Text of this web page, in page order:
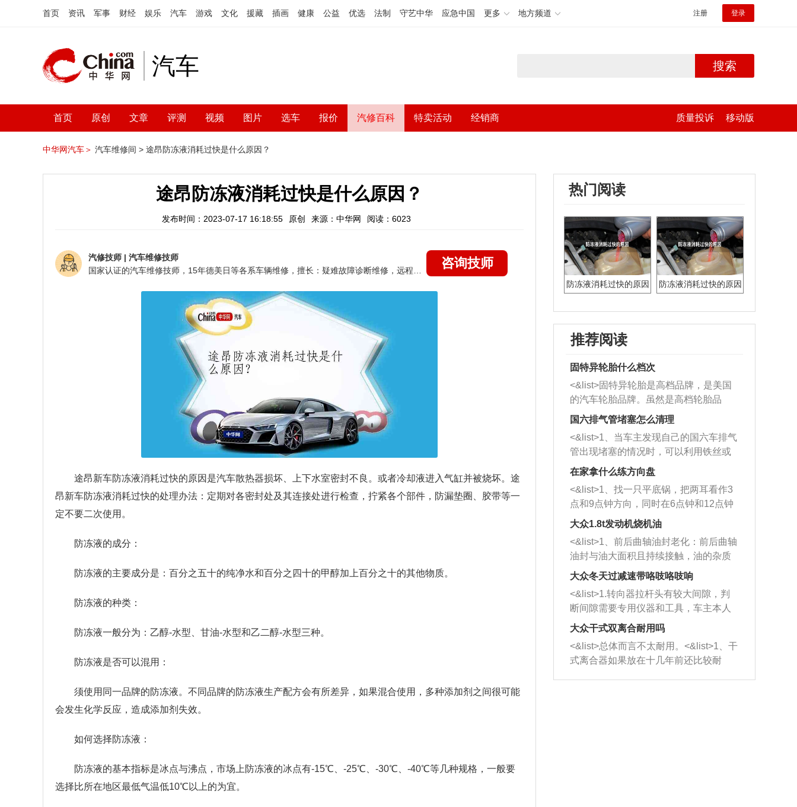
首页 资讯 军事 财经 娱乐 汽车 游戏 文化 援藏 插画 健康 公益 优选 法制 守艺中华 应急中国 更多 地方频道 注册 登录
汽车 搜索
首页 原创 文章 评测 视频 图片 选车 报价 汽修百科 特卖活动 经销商 质量投诉 移动版
中华网汽车＞ 汽车维修间 > 途昂防冻液消耗过快是什么原因？
途昂防冻液消耗过快是什么原因？
发布时间：2023-07-17 16:18:55 原创 来源：中华网 阅读：6023
汽修技师 | 汽车维修技师
咨询技师
途昂新车防冻液消耗过快的原因是汽车散热器损坏、上下水室密封不良。或者冷却液进入气缸并被烧坏。途
昂新车防冻液消耗过快的处理办法：定期对各密封处及其连接处进行检查，拧紧各个部件，防漏垫圈、胶带等一
定不要二次使用。
防冻液的成分：
防冻液的主要成分是：百分之五十的纯净水和百分之四十的甲醇加上百分之十的其他物质。
防冻液的种类：
防冻液一般分为：乙醇-水型、甘油-水型和乙二醇-水型三种。
防冻液是否可以混用：
须使用同一品牌的防冻液。不同品牌的防冻液生产配方会有所差异，如果混合使用，多种添加剂之间很可能
会发生化学反应，造成添加剂失效。
如何选择防冻液：
防冻液的基本指标是冰点与沸点，市场上防冻液的冰点有-15℃、-25℃、-30℃、-40℃等几种规格，一般要
选择比所在地区最低气温低10℃以上的为宜。
热门阅读
防冻液消耗过快的原因 防冻液消耗过快的原因
推荐阅读
固特异轮胎什么档次
<&list>固特异轮胎是高档品牌，是美国
的汽车轮胎品牌。虽然是高档轮胎品
牌，但是中高低端的轮胎都有生产，这
也是为了更好的开拓市场。
国六排气管堵塞怎么清理
<&list>1、当车主发现自己的国六车排气
管出现堵塞的情况时，可以利用铁丝或
者是细棍，直接将杂物给取出来，如果
堵塞情况比较严重，也可以采取应急措
施。 <&list>2、直接利用木棍将所有的
杂物推到排气管里面的位置处，然后将
三元催化器拆解开，就可以将堵塞的东
西取出来。但如果是因为积碳过多引起
的堵塞，就需要将三元催化器泡在草酸
洗剂对堵塞的情况得到解决，将清洗剂
放在燃油箱中，与燃油混合后，车辆启
动时，就可以和汽油一起进入到燃烧
室，最后形成废气排出，就可以让三元
催化器得到清洗，排气管堵塞的情况就
能够得到解决。
在家拿什么练方向盘
<&list>1、找一只平底锅，把两耳看作3
点和9点钟方向，同时在6点钟和12点钟
方向做一个标记。 <&list>2、双手握住
一圈半的练习，往右同样也要打相同的
圈数。 <&list>3、最后强调要反复练
习，这样就可以形成肌肉记忆，在真实
驾驶车辆时，不需要记忆也能打好方
向。
大众1.8t发动机烧机油
<&list>1、前后曲轴油封老化：前后曲轴
油封与油大面积且持续接触，油的杂质
和发动机内持续温度变化使其密封效果
逐渐减弱，导致渗油或漏油。<&list>2、
活塞间隙过大：积碳会使活塞环与缸体
的间隙扩大，导致机油流入燃烧室中，
造成烧机油。<&list>3、机油粘度。使用
机油粘度过小的话，同样会有烧机油现
象，机油粘度过小具有很好的流动性，
大众冬天过减速带咯吱咯吱响
<&list>1.转向器拉杆头有较大间隙，判
断间隙需要专用仪器和工具，车主本人
无法制作，需要将车辆送到修理厂或4s
店；<&list>2.车辆半轴套管防尘罩破
裂，破裂后会出现漏油现象，使半轴磨
损严重，磨损的半轴容易损坏，产生异
响；<&list>3.稳定器的转向胶套和球头
大众干式双离合耐用吗
<&list>总体而言不太耐用。<&list>1、干
式离合器如果放在十几年前还比较耐